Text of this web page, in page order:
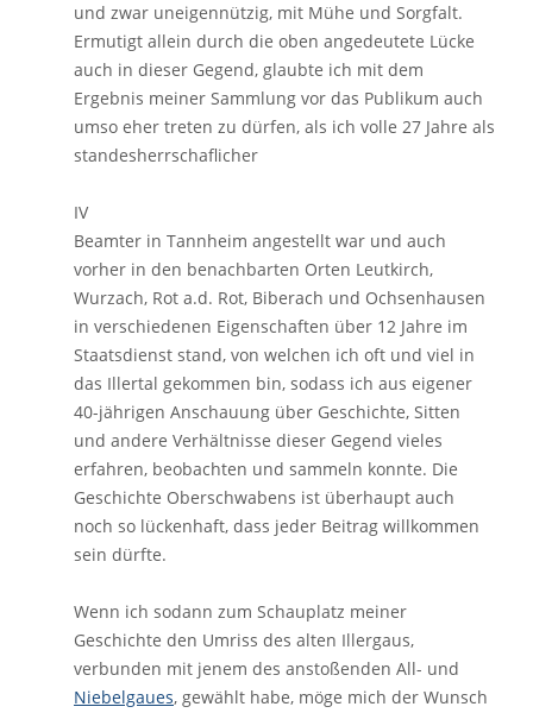
und zwar uneigennützig, mit Mühe und Sorgfalt.
Ermutigt allein durch die oben angedeutete Lücke
auch in dieser Gegend, glaubte ich mit dem
Ergebnis meiner Sammlung vor das Publikum auch
umso eher treten zu dürfen, als ich volle 27 Jahre als
standesherrschaflicher
IV
Beamter in Tannheim angestellt war und auch
vorher in den benachbarten Orten Leutkirch,
Wurzach, Rot a.d. Rot, Biberach und Ochsenhausen
in verschiedenen Eigenschaften über 12 Jahre im
Staatsdienst stand, von welchen ich oft und viel in
das Illertal gekommen bin, sodass ich aus eigener
40-jährigen Anschauung über Geschichte, Sitten
und andere Verhältnisse dieser Gegend vieles
erfahren, beobachten und sammeln konnte. Die
Geschichte Oberschwabens ist überhaupt auch
noch so lückenhaft, dass jeder Beitrag willkommen
sein dürfte.
Wenn ich sodann zum Schauplatz meiner
Geschichte den Umriss des alten Illergaus,
verbunden mit jenem des anstoßenden All- und
Niebelgaues, gewählt habe, möge mich der Wunsch